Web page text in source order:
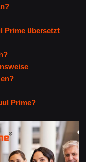
Prime übersetzt
Prime?